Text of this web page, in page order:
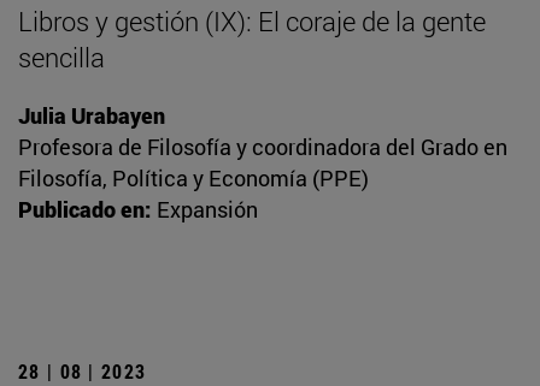
Libros y gestión (IX): El coraje de la gente
sencilla
Julia Urabayen
Profesora de Filosofía y coordinadora del Grado en
Filosofía, Política y Economía (PPE)
Publicado en: Expansión
28 | 08 | 2023